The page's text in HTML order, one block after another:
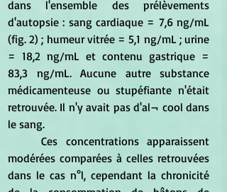
dans l'ensemble des prélèvements
d'autopsie : sang cardiaque = 7,6 ng/mL
(fig. 2) ; humeur vitrée = 5,1 ng/mL ; urine
= 18,2 ng/mL et contenu gastrique =
83,3 ng/mL. Aucune autre substance
médicamenteuse ou stupéfiante n'était
retrouvée. Il n'y avait pas d'al¬ cool dans
le sang.
	Ces concentrations apparaissent
modérées comparées à celles retrouvées
dans le cas n°l, cependant la chronicité